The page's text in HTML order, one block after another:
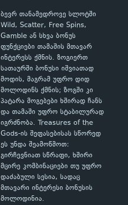
ბევრ თანამედროვე სლოტში
Wild, Scatter, Free Spins,
Gamble ან სხვა ბონუს
ფუნქციები თამაშის მთავარ
ინტერესს ქმნის. ზოგიერთ
სათაურში ბონუსი იშვიათად
მოდის, მაგრამ უფრო დიდ
მოლოდინს ქმნის; ზოგში კი
პატარა მოგებები ხშირად ჩანს
და თამაში უფრო სტაბილურად
იგრძნობა. Treasures of the
Gods-ის შეფასებისას სწორედ
ეს უნდა შეამოწმოთ:
გირჩევნიათ სწრაფი, ხშირი
მცირე კომბინაციები თუ უფრო
დაძაბული სესია, სადაც
მთავარი ინტერესი ბონუსის
მოლოდინია.